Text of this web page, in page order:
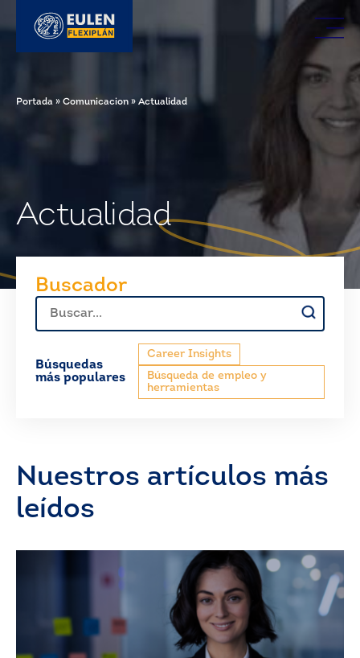
Portada » Comunicacion » Actualidad
Actualidad
Buscador
Buscar:
Búsquedas
más populares
Career Insights
Búsqueda de empleo y
herramientas
Nuestros artículos más
leídos